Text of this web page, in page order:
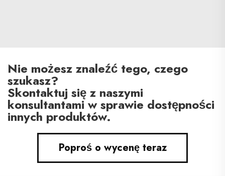
Nie możesz znaleźć tego, czego
szukasz?
Skontaktuj się z naszymi
konsultantami w sprawie dostępności
innych produktów.
Poproś o wycenę teraz